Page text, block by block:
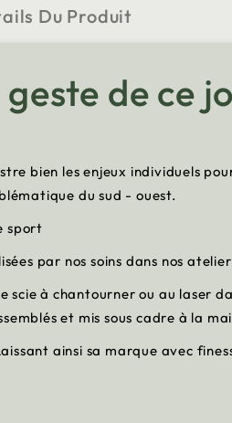
Du Produit
de ce
bien les enjeux individuels
du sud - ouest.
sport
par nos soins dans nos
à chantourner ou au laser
et mis sous cadre à la
ainsi sa marque avec